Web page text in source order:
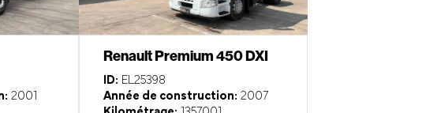
2001
Renault Premium 450 DXI
ID: EL25398
Année de construction: 2007